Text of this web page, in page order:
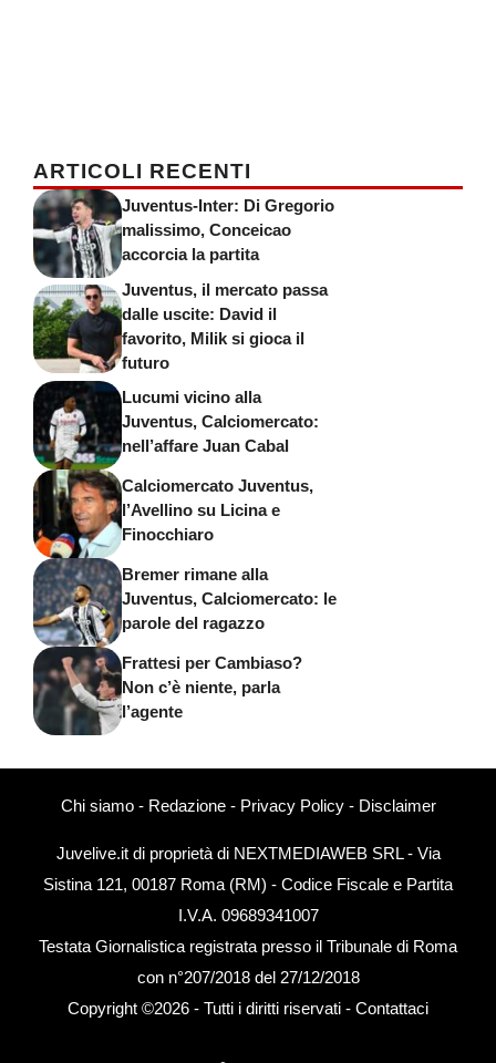
ARTICOLI RECENTI
Juventus-Inter: Di Gregorio
malissimo, Conceicao
accorcia la partita
Juventus, il mercato passa
dalle uscite: David il
favorito, Milik si gioca il
futuro
Lucumi vicino alla
Juventus, Calciomercato:
nell’affare Juan Cabal
Calciomercato Juventus,
l’Avellino su Licina e
Finocchiaro
Bremer rimane alla
Juventus, Calciomercato: le
parole del ragazzo
Frattesi per Cambiaso?
Non c’è niente, parla
l’agente
Chi siamo- Redazione- Privacy Policy- Disclaimer
Juvelive.it di proprietà di NEXTMEDIAWEB SRL - Via
Sistina 121, 00187 Roma (RM) - Codice Fiscale e Partita
I.V.A. 09689341007
Testata Giornalistica registrata presso il Tribunale di Roma
con n°207/2018 del 27/12/2018
Copyright ©2026 - Tutti i diritti riservati - Contattaci